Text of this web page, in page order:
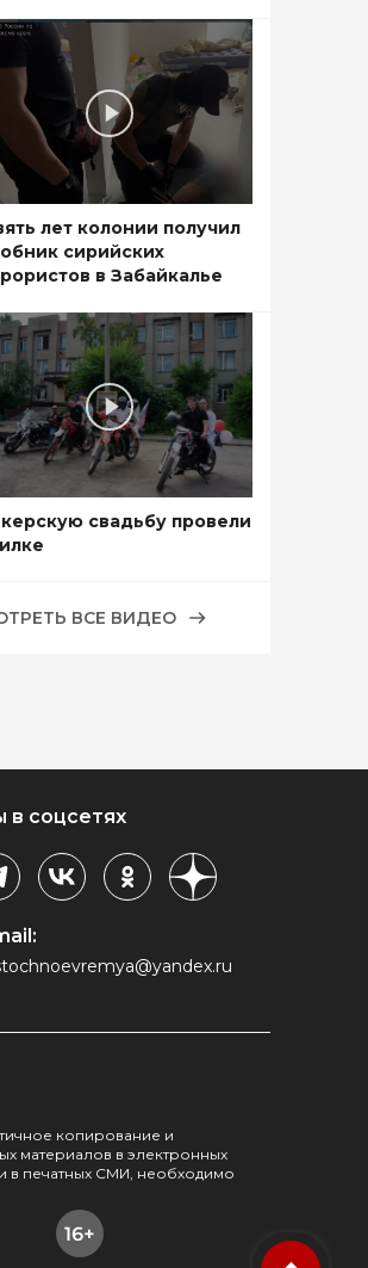
лет колонии получил
сирийских
в Забайкалье
свадьбу провели
ВСЕ ВИДЕО
в соцсетях
копирование и
материалов в электронных
в печатных СМИ, необходимо